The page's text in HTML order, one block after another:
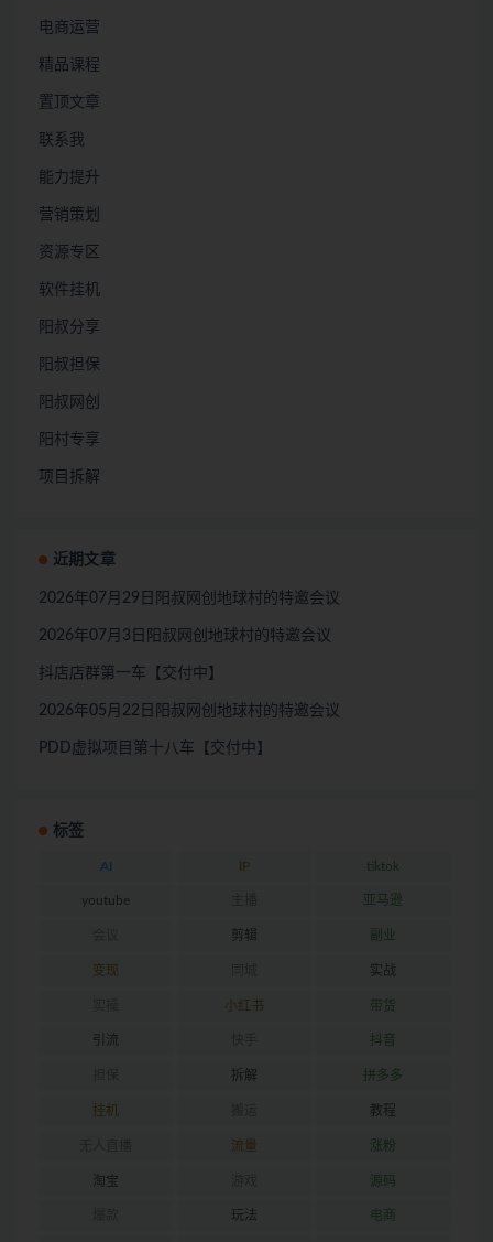
电商运营
精品课程
置顶文章
联系我
能力提升
营销策划
资源专区
软件挂机
阳叔分享
阳叔担保
阳叔网创
阳村专享
项目拆解
近期文章
2026年07月29日阳叔网创地球村的特邀会议
2026年07月3日阳叔网创地球村的特邀会议
抖店店群第一车【交付中】
2026年05月22日阳叔网创地球村的特邀会议
PDD虚拟项目第十八车【交付中】
标签
AI IP tiktok
youtube 亚马逊
剪辑 副业
变现 实战
小红书 带货
引流 抖音
拆解 拼多多
挂机 教程
流量 涨粉
淘宝 源码
玩法 电商